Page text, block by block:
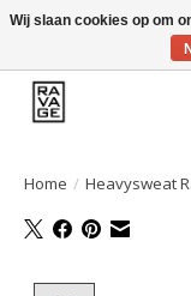
EEN GROOT
Home / Heavysweat
Wij slaan cookies op om